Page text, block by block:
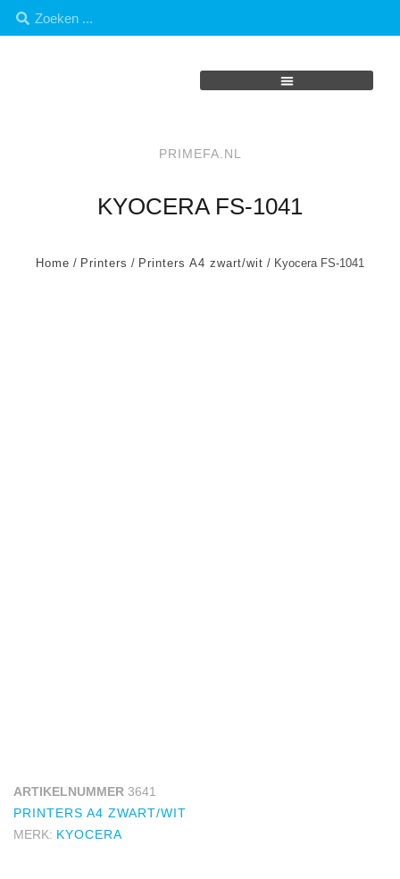
PRIMEFA.NL
KYOCERA FS-1041
Home / Printers / Printers A4 zwart/wit / Kyocera FS-1041
ARTIKELNUMMER 3641
PRINTERS A4 ZWART/WIT
MERK: KYOCERA